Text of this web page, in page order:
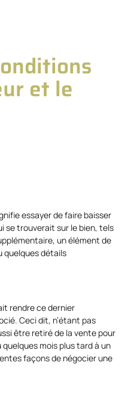
et le
essayer de faire baisser
se trouverait sur le bien, tels
un élément de
quelques détails
rendre ce dernier
Ceci dit, n’étant pas
être retiré de la vente pour
mois plus tard à un
façons de négocier une